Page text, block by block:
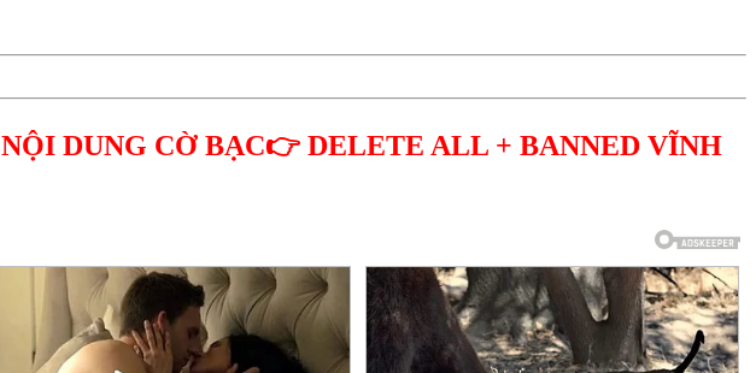
DUNG CỜ BẠC👉 DELETE ALL + BANNED VĨNH